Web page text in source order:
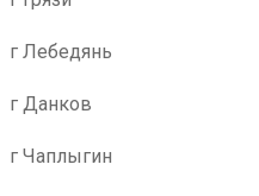
г Лебедянь
г Данков
г Чаплыгин